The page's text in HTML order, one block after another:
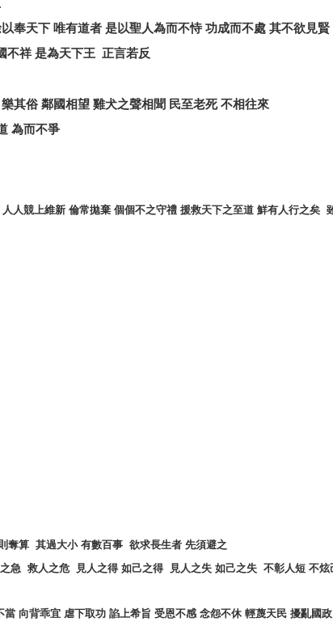
奉天下 唯有道者 是以聖人為而不恃 功成而不處 其不欲見賢
不祥 是為天下王 正言若反
樂其俗 鄰國相望 雞犬之聲相聞 民至老死 不相往來
為而不爭
人人競上維新 倫常拋棄 個個不之守禮 援救天下之至道 鮮有人行之矣
奪算 其過大小 有數百事 欲求長生者 先須避之
急 救人之危 見人之得 如己之得 見人之失 如己之失 不彰人短 不炫
當 向背乖宜 虐下取功 諂上希旨 受恩不感 念怨不休 輕蔑天民 擾亂國政